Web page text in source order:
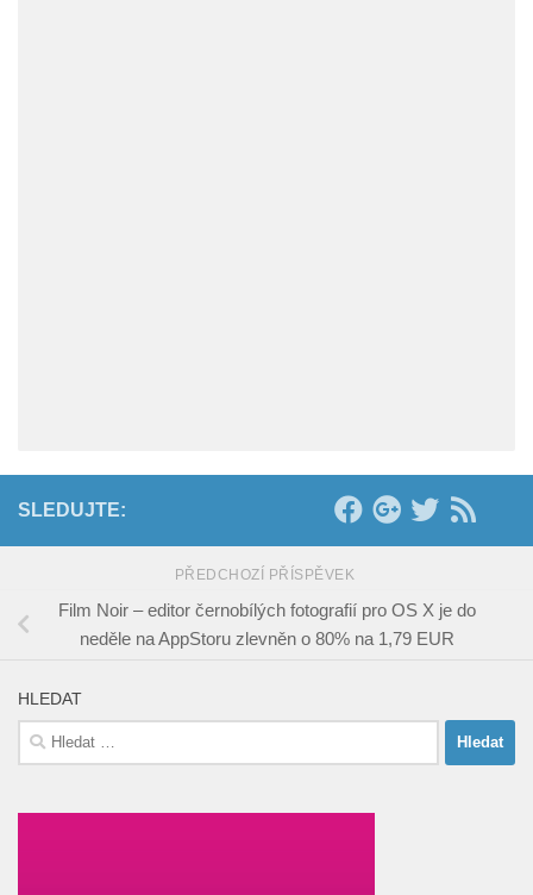
SLEDUJTE:
PŘEDCHOZÍ PŘÍSPĚVEK
Film Noir – editor černobílých fotografií pro OS X je do
neděle na AppStoru zlevněn o 80% na 1,79 EUR
HLEDAT
Vyhledávání